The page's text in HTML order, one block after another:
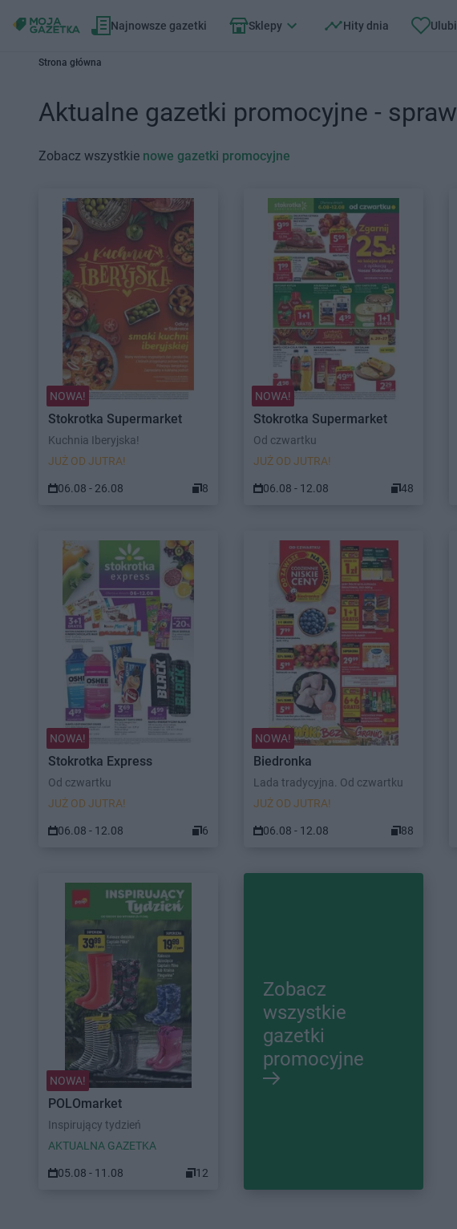
Najnowsze gazetki Sklepy Hity dnia
Strona główna
Aktualne gazetki promocyjne -
Zobacz wszystkie nowe gazetki promocyjne
NOWA!
Stokrotka Supermarket
Kuchnia Iberyjska!
JUŻ OD JUTRA!
06.08 - 26.08 8
NOWA!
Stokrotka Supermarket
Od czwartku
JUŻ OD JUTRA!
06.08 - 12.08 48
NOWA!
Stokrotka Express
Od czwartku
JUŻ OD JUTRA!
06.08 - 12.08 6
NOWA!
Biedronka
Lada tradycyjna. Od czwartku
JUŻ OD JUTRA!
06.08 - 12.08 88
NOWA!
POLOmarket
Inspirujący tydzień
AKTUALNA GAZETKA
05.08 - 11.08 12
Zobacz
wszystkie
gazetki
promocyjne